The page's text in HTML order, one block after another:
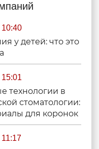
у детей: что это
технологии в
стоматологии:
для коронок